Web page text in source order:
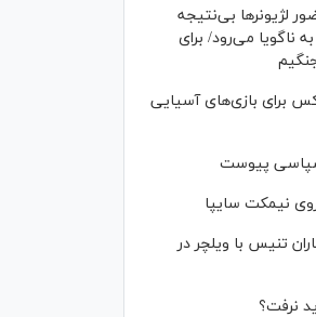
لژیونر‌ها بی‌نتیجه
ناگویا می‌رود/ برای
برای بازی‌های آسیایی
پیوست
روی نیمکت سایپا
تنیس با ویلچر در
نرفت؟